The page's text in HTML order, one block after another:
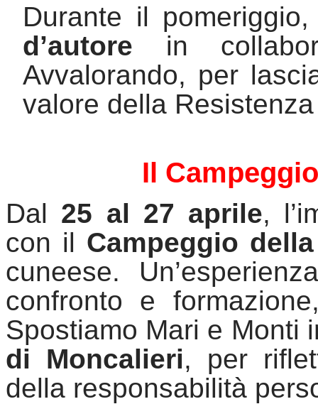
Durante il
d’autore in
Avvalorando, per
valore della
Il
Dal 25 al 27 aprile,
con il Campeggio
cuneese.
confronto e
Spostiamo Mari e Monti
di Moncalieri, per
della responsabilità